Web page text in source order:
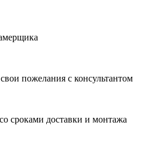
пожелания с консультантом
сроками доставки и монтажа